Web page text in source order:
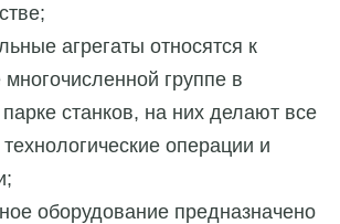
агрегаты относятся к
группе в
станков, на них делают все
операции и
оборудование предназначено